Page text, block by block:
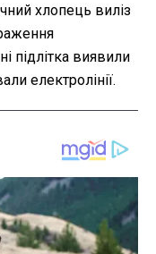
хлопець виліз
підлітка виявили
електролінії.